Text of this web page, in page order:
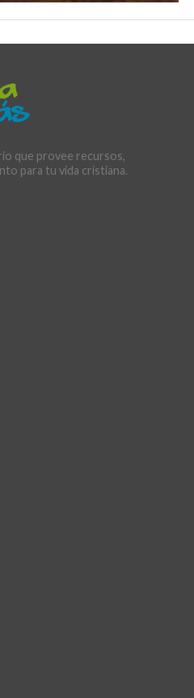
que provee recursos,
para tu vida cristiana.